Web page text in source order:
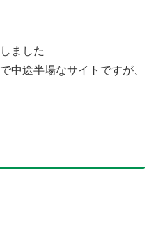
ました
中途半場なサイトですが、